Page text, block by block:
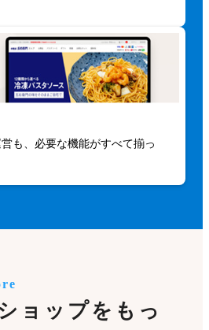
も、必要な機能がすべて揃っ
ョップをもっ